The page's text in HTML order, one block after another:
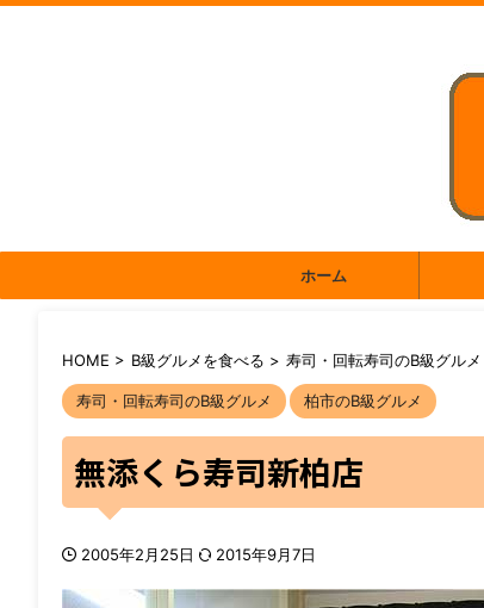
ホーム
HOME > B級グルメを食べる > 寿司・回転寿司のB級グルメ
寿司・回転寿司のB級グルメ 柏市のB級グルメ
無添くら寿司新柏店
2005年2月25日 2015年9月7日